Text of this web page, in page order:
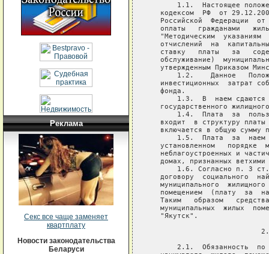
Реклама
Секс все чаще заменяет
квартплату
Новости законодательства
Беларуси
1.1.  Настоящее
кодексом  РФ  от
Российской  Федерации
оплаты   гражданами
"Методическим  указаниям
отчислений  на
ставку   платы   за
обслуживание)
утвержденным Приказом
1.2.    Данное
инвестиционных  затрат
   фонда.
1.3.  В  наем
государственного
1.4.  Плата  за
входит  в структуру
включается в общую сумму
1.5.  Плата  за
установленном   порядке
неблагоустроенных и
домах, признанных ветхими
1.6. Согласно п. 3
договору  социального
муниципального
помещением  (плату  за
Таким   образом
муниципальных  жилых
   "Якутск".
2.1.  Обязанность